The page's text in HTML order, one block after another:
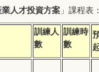
業人才投資方案 」課程表：
訓練人
數
訓練時
數